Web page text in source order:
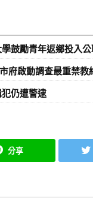
鼓勵青年返鄉投入
府啟動調查最重禁教
仍遭警逮
分享